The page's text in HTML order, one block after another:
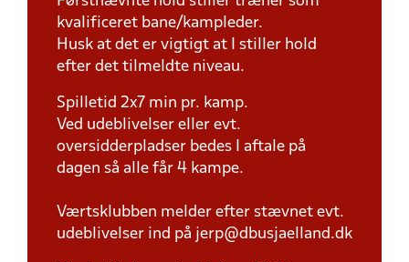
kvalificeret bane/kampleder.
Husk at det er vigtigt at I stiller hold
efter det tilmeldte niveau.
Spilletid 2x7 min pr. kamp.
Ved udeblivelser eller evt.
oversidderpladser bedes I aftale på
dagen så alle får 4 kampe.
Værtsklubben melder efter stævnet evt.
udeblivelser ind på jerp@dbusjaelland.dk